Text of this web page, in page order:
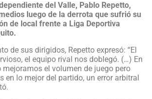
del Valle, Pablo Repetto,
luego de la derrota que sufrió su
de local frente a Liga Deportiva
de sus dirigidos, Repetto expresó: “El
el equipo rival nos doblegó. (…) En
el volumen de juego pero
en lo mejor del partido, un error arbitral